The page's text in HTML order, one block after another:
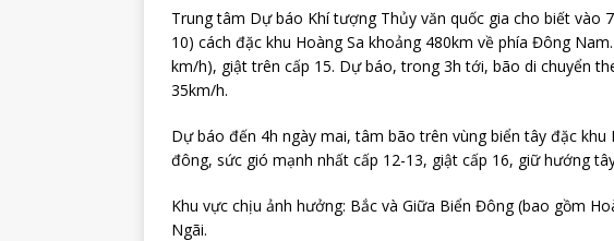
Trung tâm Dự báo Khí tượng Thủy văn quốc gia cho biết vào
10) cách đặc khu Hoàng Sa khoảng 480km về phía Đông
km/h), giật trên cấp 15. Dự báo, trong 3h tới, bão di chuyển
35km/h.
Dự báo đến 4h ngày mai, tâm bão trên vùng biển tây đặc khu
đông, sức gió mạnh nhất cấp 12-13, giật cấp 16, giữ hướng
Khu vực chịu ảnh hưởng: Bắc và Giữa Biển Đông (bao gồm
Ngãi.